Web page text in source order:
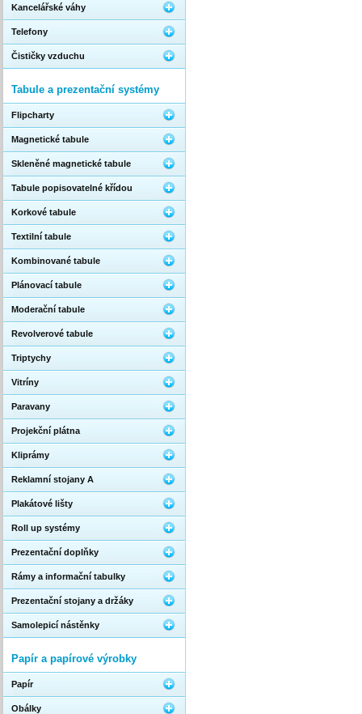
Kancelářské váhy
Telefony
Čističky vzduchu
Tabule a prezentační systémy
Flipcharty
Magnetické tabule
Skleněné magnetické tabule
Tabule popisovatelné křídou
Korkové tabule
Textilní tabule
Kombinované tabule
Plánovací tabule
Moderační tabule
Revolverové tabule
Triptychy
Vitríny
Paravany
Projekční plátna
Kliprámy
Reklamní stojany A
Plakátové lišty
Roll up systémy
Prezentační doplňky
Rámy a informační tabulky
Prezentační stojany a držáky
Samolepicí nástěnky
Papír a papírové výrobky
Papír
Obálky